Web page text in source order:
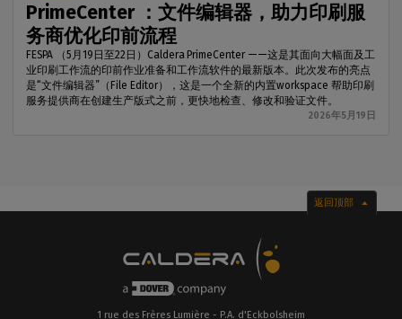
PrimeCenter ：文件编辑器，助力印刷服
务商优化印前流程
FESPA （5月19日至22日）Caldera PrimeCenter ——这是其面向大幅面及工
业印刷工作流的印前作业准备和工作流软件的最新版本。此次发布的亮点
是“文件编辑器”（File Editor），这是一个全新的内置workspace 帮助印刷
服务提供商在创建生产版式之前，更快地检查、修改和验证文件。
2026年5月19日
返回顶部
1 rue des Frères Lumière - P.A. d'Eckbolsheim